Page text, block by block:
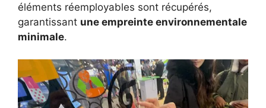
éléments réemployables sont récupérés,
garantissant une empreinte environnementale
minimale.